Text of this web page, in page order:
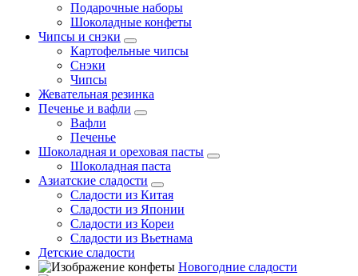
Подарочные наборы
Шоколадные конфеты
Чипсы и снэки
Картофельные чипсы
Снэки
Чипсы
Жевательная резинка
Печенье и вафли
Вафли
Печенье
Шоколадная и ореховая пасты
Шоколадная паста
Азиатские сладости
Сладости из Китая
Сладости из Японии
Сладости из Кореи
Сладости из Вьетнама
Детские сладости
Новогодние сладости